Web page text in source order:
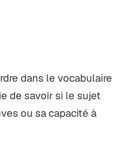
dans le vocabulaire
de savoir si le sujet
ou sa capacité à